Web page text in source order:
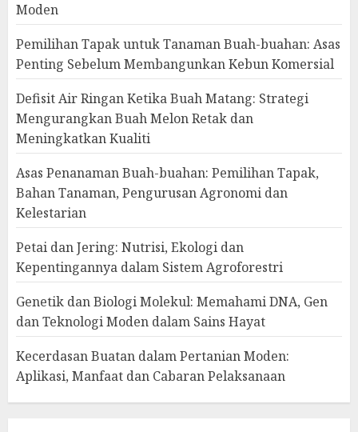
Moden
Pemilihan Tapak untuk Tanaman Buah-buahan: Asas
Penting Sebelum Membangunkan Kebun Komersial
Defisit Air Ringan Ketika Buah Matang: Strategi
Mengurangkan Buah Melon Retak dan
Meningkatkan Kualiti
Asas Penanaman Buah-buahan: Pemilihan Tapak,
Bahan Tanaman, Pengurusan Agronomi dan
Kelestarian
Petai dan Jering: Nutrisi, Ekologi dan
Kepentingannya dalam Sistem Agroforestri
Genetik dan Biologi Molekul: Memahami DNA, Gen
dan Teknologi Moden dalam Sains Hayat
Kecerdasan Buatan dalam Pertanian Moden:
Aplikasi, Manfaat dan Cabaran Pelaksanaan